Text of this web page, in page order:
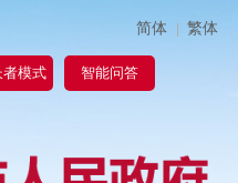
简体 | 繁体
者模式 智能问答